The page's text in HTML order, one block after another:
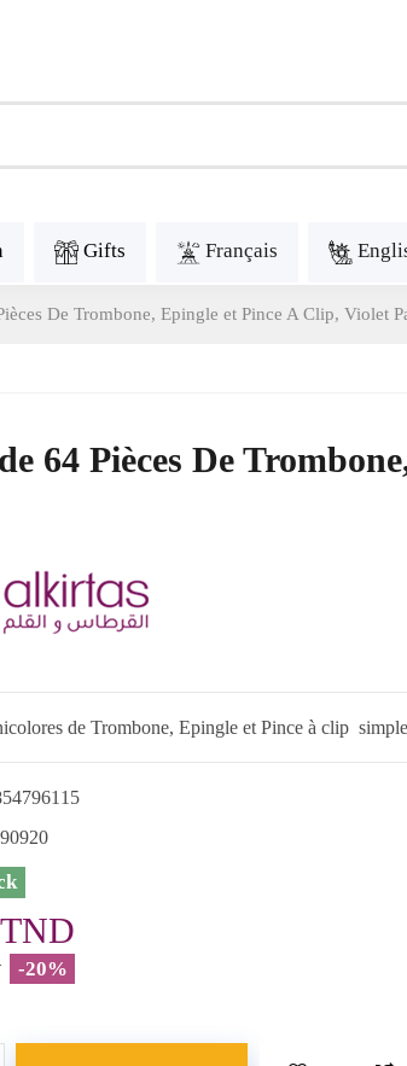
Gifts Français
De Trombone, Epingle et Pince A Clip, Violet
64 Pièces De
de Trombone, Epingle et Pince à clip
-20%